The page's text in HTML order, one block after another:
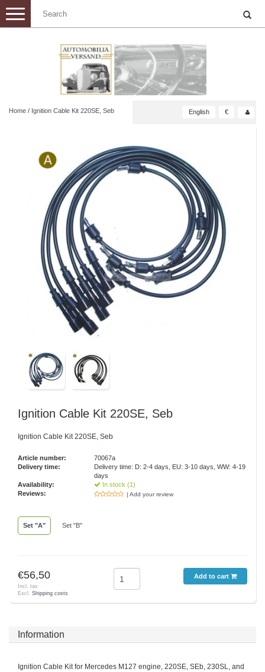
Toggle
navigation
Home / Ignition Cable Kit 220SE, Seb English €
Ignition Cable Kit 220SE, Seb
Ignition Cable Kit 220SE, Seb
Article number:
70067a
Delivery time:
Delivery time: D: 2-4 days, EU: 3-10 days, WW: 4-19
days
Availability:
In stock (1)
Reviews:
| Add your review
Set "A" Set "B"
€56,50
Incl. tax
Excl. Shipping costs
Add to cart
Information
Ignition Cable Kit for Mercedes M127 engine, 220SE, SEb, 230SL, and